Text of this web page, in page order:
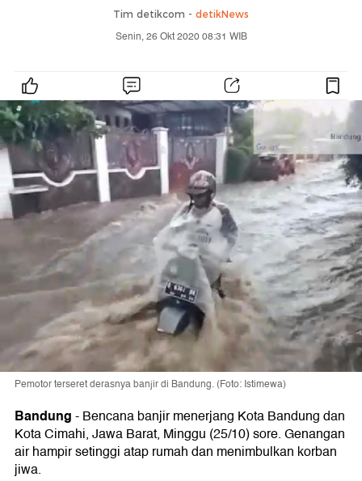
Tim detikcom - detikNews
Senin, 26 Okt 2020 08:31 WIB
Pemotor terseret derasnya banjir di Bandung. (Foto: Istimewa)
Bandung-Bencana banjir menerjang Kota Bandung dan
Kota Cimahi, Jawa Barat, Minggu (25/10) sore. Genangan
air hampir setinggi atap rumah dan menimbulkan korban
jiwa.